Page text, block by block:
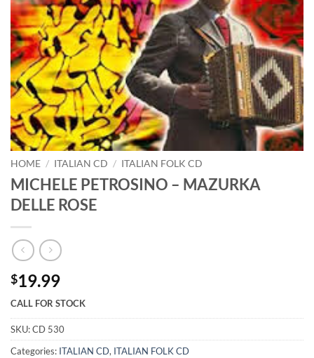
HOME / ITALIAN CD / ITALIAN FOLK CD
MICHELE PETROSINO – MAZURKA
DELLE ROSE
$19.99
CALL FOR STOCK
SKU:CD 530
Categories: ITALIAN CD, ITALIAN FOLK CD